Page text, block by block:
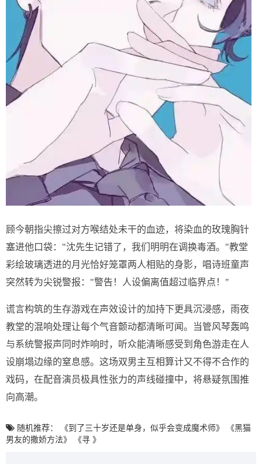
顾今朝指尖擦过对方喉结处未干的血迹，将染血的玫瑰胸针
塞进他口袋："沈先生记错了，我们明明在调换毒酒。"教堂
彩绘玻璃透进的月光恰好笼罩两人相贴的身影，唱诗班童声
突然转为尖锐警报："警告！人设偏离值超过临界点！"
谎言构筑的生存游戏在声效设计的加持下更具沉浸感，雨夜
教堂的混响处理让每个气音颤动都清晰可闻。当管风琴轰鸣
与系统警报声同时炸响时，听众能清晰感受到角色游走在人
设崩塌边缘的窒息感。这场双男主互相算计又不得不合作的
戏码，在配音演员极具性张力的声线碰撞中，将悬疑氛围推
向高潮。
随机推荐： 《到了三十岁还是单身，似乎会变成魔术师》
《黑猫
男友的撒娇方法》
《寻 》